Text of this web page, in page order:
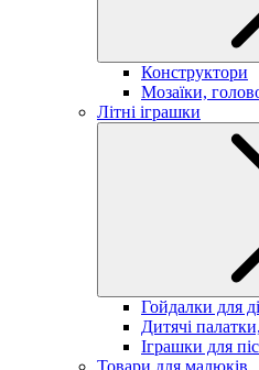
Конструктори
Мозаїки,
Літні іграшки
Гойдалки для
Дитячі
Іграшки для
Товари для малюків